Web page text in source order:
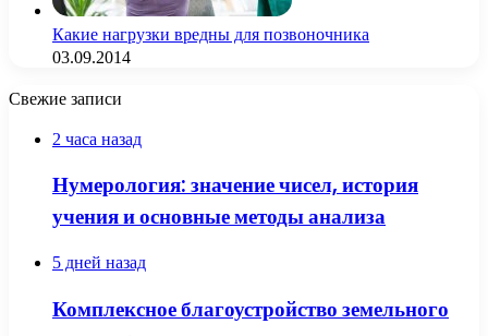
Какие нагрузки вредны для позвоночника
03.09.2014
Свежие записи
2 часа назад
Нумерология: значение чисел, история
учения и основные методы анализа
5 дней назад
Комплексное благоустройство земельного